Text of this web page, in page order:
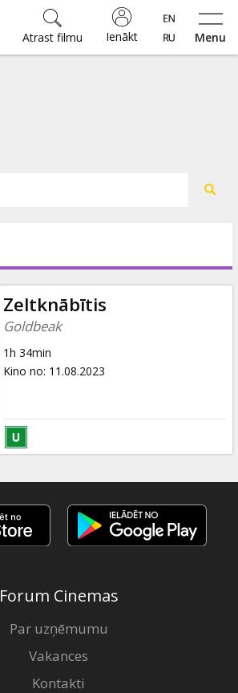
Menu
Ienākt
Atrast filmu
Zeltknābītis
Goldbeak
1h 34min
Kino no: 11.08.2023
Forum Cinemas
Par uzņēmumu
Vakances
Kontakti